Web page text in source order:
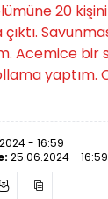
20
Acemice
yaptım.
- 16:59
25.06.2024 - 16:59